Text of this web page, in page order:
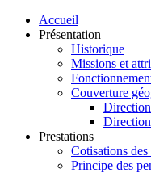
Accueil
Présentation
Historique
Missions et
Couverture
Direction
Prestations
Cotisations des
Principe des